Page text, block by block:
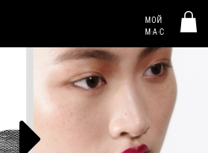
МОЙ
M·A·C